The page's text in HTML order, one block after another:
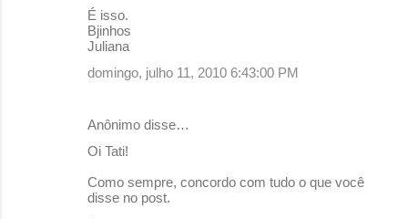
É isso.
Bjinhos
Juliana
domingo, julho 11, 2010 6:43:00 PM
Anônimo disse…
Oi Tati!
Como sempre, concordo com tudo o que você
disse no post.